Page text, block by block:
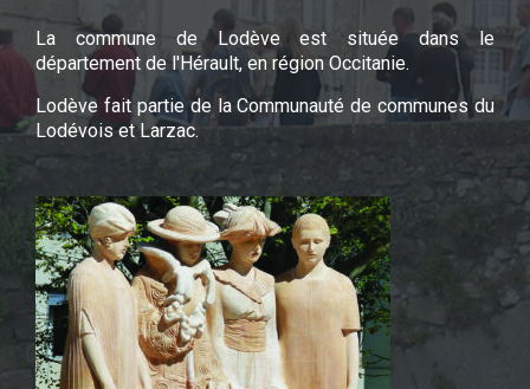
La commune de Lodève est située dans le
département de l'Hérault, en région Occitanie.
Lodève fait partie de la Communauté de communes du
Lodévois et Larzac.